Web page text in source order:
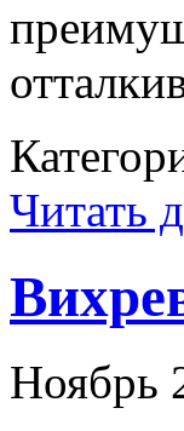
Читать
Ноябрь